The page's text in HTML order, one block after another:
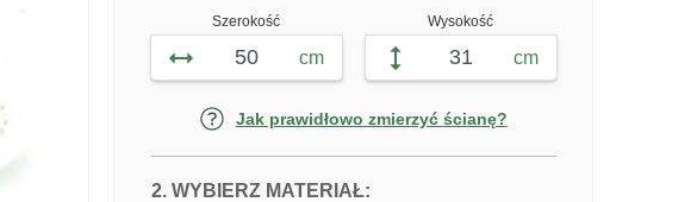
Szerokość
cm
Wysokość
cm
Jak prawidłowo zmierzyć ścianę?
2. WYBIERZ MATERIAŁ:DLA FOTOTAPETY ŁAWKA POD